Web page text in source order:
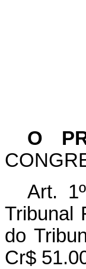
O
Art.
Tribunal
do
Cr$